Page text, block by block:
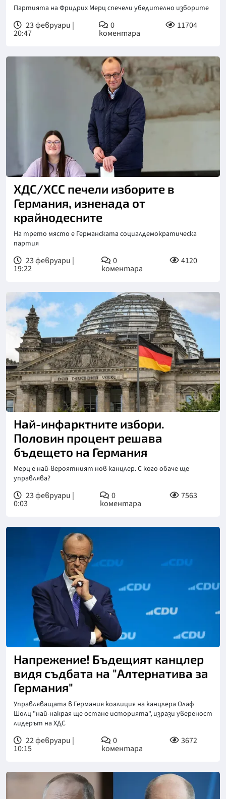
Партията на Фридрих Мерц спечели убедително изборите
23 февруари |
20:47
0
коментара
11704
ХДС/ХСС печели изборите в
Германия, изненада от
крайнодесните
На трето място е Германската социалдемократическа
партия
23 февруари |
19:22
0
коментара
4120
Най-инфарктните избори.
Половин процент решава
бъдещето на Германия
Мерц е най-вероятният нов канцлер. С кого обаче ще
управлява?
23 февруари |
0:03
0
коментара
7563
Напрежение! Бъдещият канцлер
видя съдбата на "Алтернатива за
Германия"
Управляващата в Германия коалиция на канцлера Олаф
Шолц "най-накрая ще остане историята", изрази увереност
лидерът на ХДС
22 февруари |
10:15
0
коментара
3672